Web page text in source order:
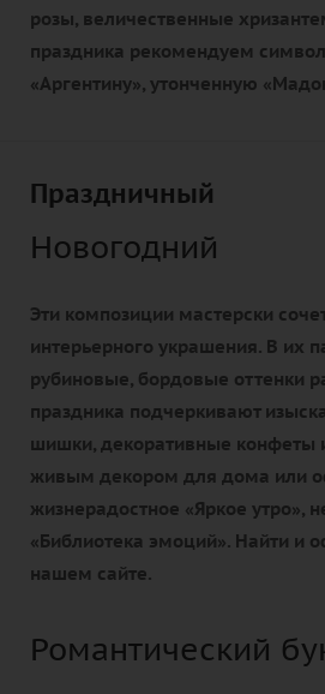
розы, величественные
праздника рекомендуем
«Аргентину», утонченную
Праздничный
Новогодний
Эти композиции мастерски
интерьерного украшения. В их
рубиновые, бордовые оттенки
праздника подчеркивают
шишки, декоративные конфеты
живым декором для дома или
жизнерадостное «Яркое утро»,
«Библиотека эмоций». Найти и
нашем сайте.
Романтический